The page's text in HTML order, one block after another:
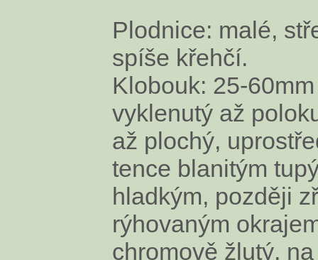
Plodnice: malé,
spíše křehčí.
Klobouk: 25-
vyklenutý až
až plochý,
tence blanitým
hladkým, později
rýhovaným
chromově žlutý,